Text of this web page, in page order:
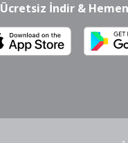
Ücretsiz İndir &